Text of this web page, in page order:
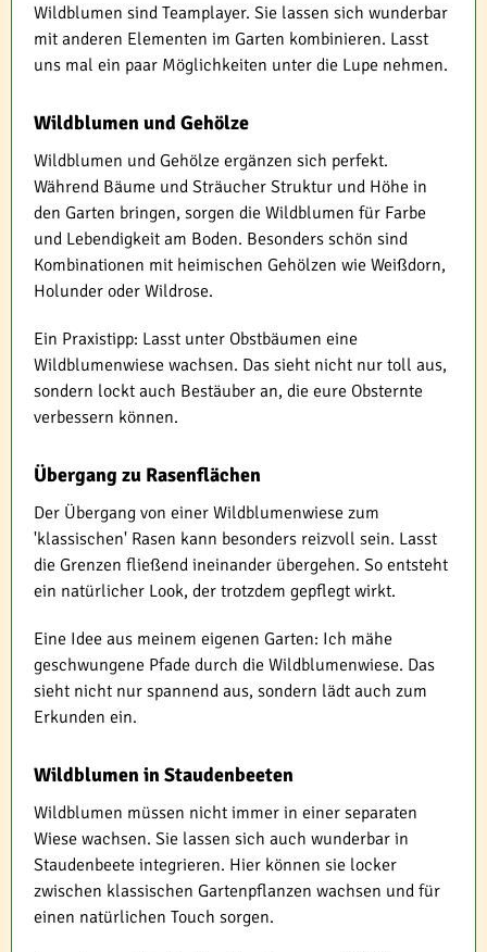
Wildblumen sind Teamplayer. Sie lassen sich wunderbar
mit anderen Elementen im Garten kombinieren. Lasst
uns mal ein paar Möglichkeiten unter die Lupe nehmen.
Wildblumen und Gehölze
Wildblumen und Gehölze ergänzen sich perfekt.
Während Bäume und Sträucher Struktur und Höhe in
den Garten bringen, sorgen die Wildblumen für Farbe
und Lebendigkeit am Boden. Besonders schön sind
Kombinationen mit heimischen Gehölzen wie Weißdorn,
Holunder oder Wildrose.
Ein Praxistipp: Lasst unter Obstbäumen eine
Wildblumenwiese wachsen. Das sieht nicht nur toll aus,
sondern lockt auch Bestäuber an, die eure Obsternte
verbessern können.
Übergang zu Rasenflächen
Der Übergang von einer Wildblumenwiese zum
'klassischen' Rasen kann besonders reizvoll sein. Lasst
die Grenzen fließend ineinander übergehen. So entsteht
ein natürlicher Look, der trotzdem gepflegt wirkt.
Eine Idee aus meinem eigenen Garten: Ich mähe
geschwungene Pfade durch die Wildblumenwiese. Das
sieht nicht nur spannend aus, sondern lädt auch zum
Erkunden ein.
Wildblumen in Staudenbeeten
Wildblumen müssen nicht immer in einer separaten
Wiese wachsen. Sie lassen sich auch wunderbar in
Staudenbeete integrieren. Hier können sie locker
zwischen klassischen Gartenpflanzen wachsen und für
einen natürlichen Touch sorgen.